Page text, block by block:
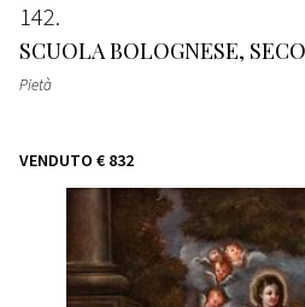
142
SCUOLA BOLOGNESE,
Pietà
VENDUTO € 832